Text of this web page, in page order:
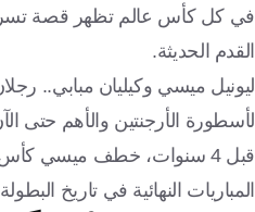
القدم الحديثة.
ليونيل ميسي وكيليان مبابي..
لأسطورة الأرجنتين والأهم حتى
قبل 4 سنوات، خطف ميسي
المباريات النهائية في تاريخ